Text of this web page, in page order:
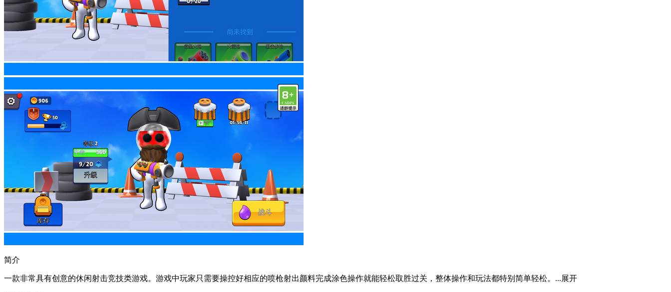
简介
一款非常具有创意的休闲射击竞技类游戏。游戏中玩家只需要操控好相应的喷枪射出颜料完成涂色操作就能轻松取胜过关，整体操作和玩法都特别简单轻松。...展开